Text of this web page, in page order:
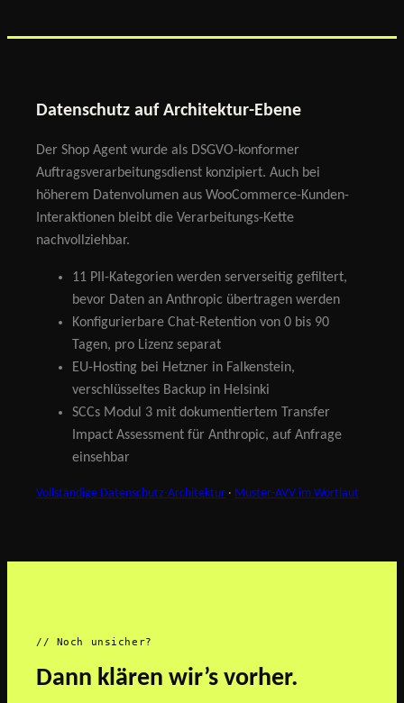
Datenschutz auf Architektur-Ebene
Der Shop Agent wurde als DSGVO-konformer
Auftragsverarbeitungsdienst konzipiert. Auch bei
höherem Datenvolumen aus WooCommerce-Kunden-
Interaktionen bleibt die Verarbeitungs-Kette
nachvollziehbar.
11 PII-Kategorien werden serverseitig gefiltert,
bevor Daten an Anthropic übertragen werden
Konfigurierbare Chat-Retention von 0 bis 90
Tagen, pro Lizenz separat
EU-Hosting bei Hetzner in Falkenstein,
verschlüsseltes Backup in Helsinki
SCCs Modul 3 mit dokumentiertem Transfer
Impact Assessment für Anthropic, auf Anfrage
einsehbar
Vollständige Datenschutz-Architektur · Muster-AVV im Wortlaut
// Noch unsicher?
Dann klären wir’s vorher.